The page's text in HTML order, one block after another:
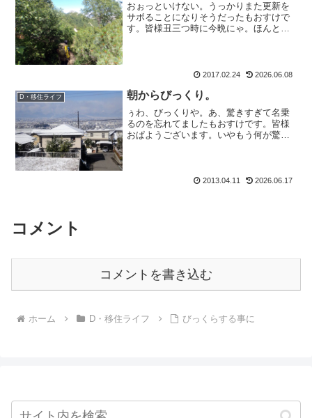
おぉっといけない。うっかりまた更新を
サボることになりそうだったもおすけで
す。皆様丑三つ時に今晩にゃ。ほんと、
きたくなっております（...
2017.02.24 2026.06.08
D・移住ライフ 朝からびっくり。
ぅわ、びっくりや。あ、驚きすぎて名乗
るのを忘れてましたもおすけです。皆様
おぱようございます。いやもう何が驚い
がってるんですよ！...2013.04.11 2026.06.17
コメント
コメントを書き込む
ホーム D・移住ライフ びっくらする事に